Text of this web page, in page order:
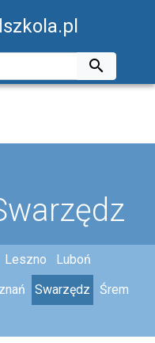

Leszno
Luboń
Swarzędz Śrem